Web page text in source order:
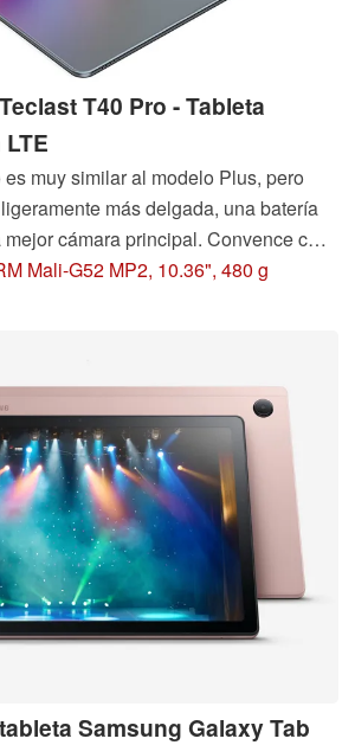
T40 Pro - Tableta
muy similar al modelo Plus, pero
más delgada, una batería
cámara principal. Convence con
incluyendo LTE, pero también
Mali-G52 MP2, 10.36", 480 g
Samsung Galaxy Tab